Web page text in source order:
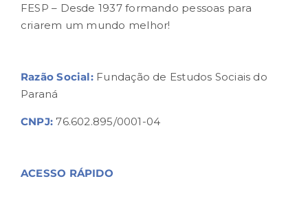
FESP – Desde 1937 formando pessoas para
criarem um mundo melhor!
Razão Social:Fundação de Estudos Sociais do
Paraná
CNPJ: 76.602.895/0001-04
ACESSO RÁPIDO